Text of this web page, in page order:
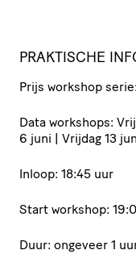
PRAKTISCHE
Prijs workshop
Data workshops:
6 juni | Vrijdag 13
Inloop: 18:45 uur
Start workshop:
Duur: ongeveer 1